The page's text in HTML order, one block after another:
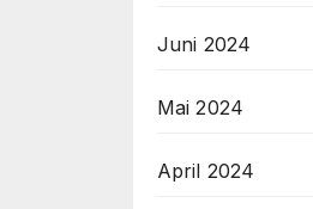
Juni 2024
Mai 2024
April 2024